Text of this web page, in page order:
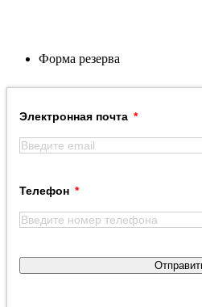
Форма резерва
Электронная почта
Телефон